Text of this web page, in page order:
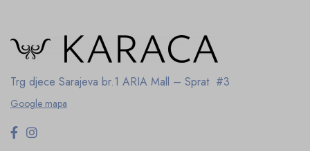
Trg djece Sarajeva br.1 ARIA Mall – Sprat #3
Google mapa